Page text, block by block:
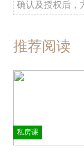
确认及授权后，
推荐阅读
私房课